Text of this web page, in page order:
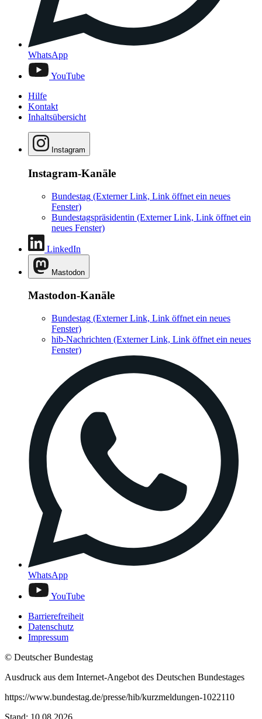
WhatsApp
YouTube
Hilfe
Kontakt
Inhaltsübersicht
Instagram
Instagram-Kanäle
Bundestag (Externer Link, Link öffnet ein neues
Fenster)
Bundestagspräsidentin (Externer Link, Link öffnet ein
neues Fenster)
LinkedIn
Mastodon
Mastodon-Kanäle
Bundestag (Externer Link, Link öffnet ein neues
Fenster)
hib-Nachrichten (Externer Link, Link öffnet ein neues
Fenster)
WhatsApp
YouTube
Barrierefreiheit
Datenschutz
Impressum
© Deutscher Bundestag
Ausdruck aus dem Internet-Angebot des Deutschen Bundestages
https://www.bundestag.de/presse/hib/kurzmeldungen-1022110
Stand: 10.08.2026